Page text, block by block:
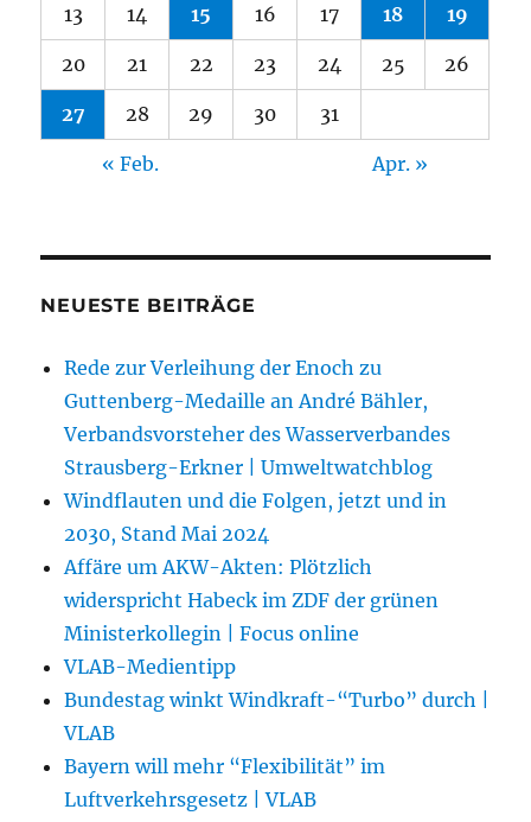
13 14 15 16 17 18 19
20 21 22 23 24 25 26
27 28 29 30 31
« Feb. Apr. »
NEUESTE BEITRÄGE
Rede zur Verleihung der Enoch zu
Guttenberg-Medaille an André Bähler,
Verbandsvorsteher des Wasserverbandes
Strausberg-Erkner | Umweltwatchblog
Windflauten und die Folgen, jetzt und in
2030, Stand Mai 2024
Affäre um AKW-Akten: Plötzlich
widerspricht Habeck im ZDF der grünen
Ministerkollegin | Focus online
VLAB-Medientipp
Bundestag winkt Windkraft-“Turbo” durch |
VLAB
Bayern will mehr “Flexibilität” im
Luftverkehrsgesetz | VLAB